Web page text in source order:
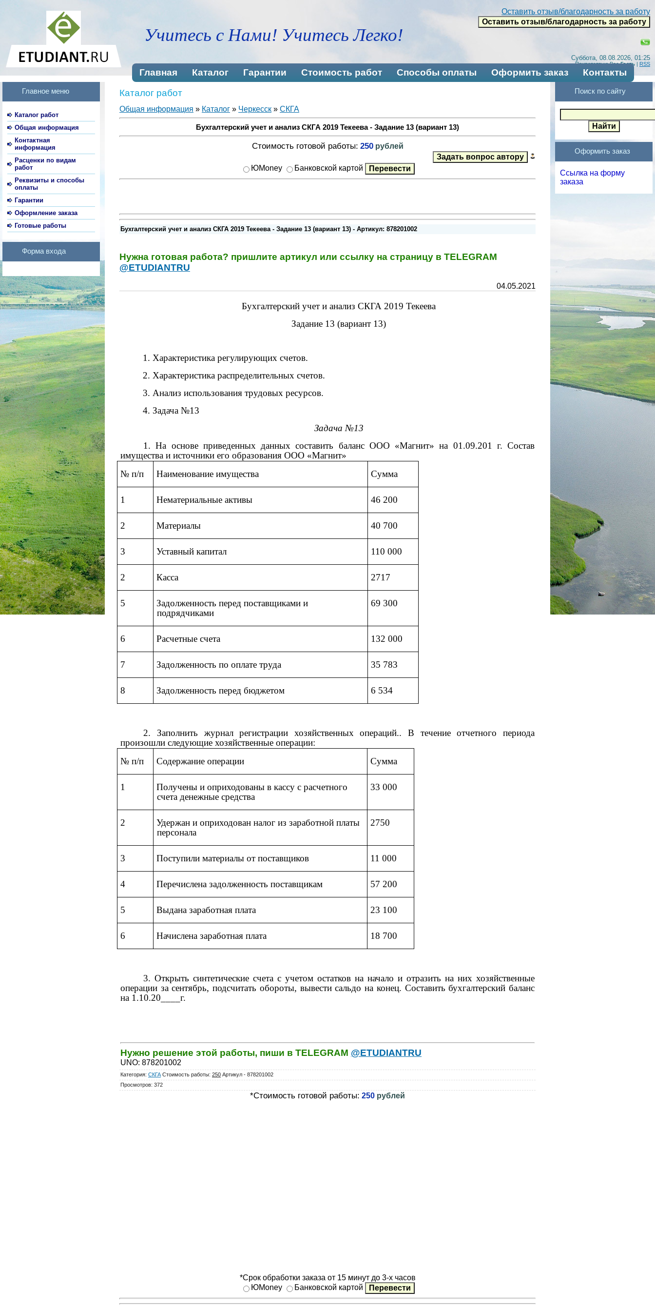
Оставить отзыв/благодарность за работу
Суббота, 08.08.2026, 01:25
Приветствую Вас Гость | RSS
Учитесь с Нами! Учитесь Легко!
Главная Каталог Гарантии Стоимость работ Способы оплаты Оформить заказ Контакты
Главное меню
Каталог работ
Общая информация
Контактная
информация
Расценки по видам
работ
Реквизиты и способы
оплаты
Гарантии
Оформление заказа
Готовые работы
Форма входа
Каталог работ
Общая информация » Каталог » Черкесск » СКГА
Бухгалтерский учет и анализ СКГА 2019 Текеева - Задание 13 (вариант 13)
Стоимость готовой работы: 250 рублей
ЮMoney Банковской картой
Бухгалтерский учет и анализ СКГА 2019 Текеева - Задание 13 (вариант 13) - Артикул: 878201002
Нужна готовая работа? пришлите артикул или ссылку на страницу в TELEGRAM
@ETUDIANTRU
04.05.2021
Бухгалтерский учет и анализ СКГА 2019 Текеева
Задание 13 (вариант 13)
1. Характеристика регулирующих счетов.
2. Характеристика распределительных счетов.
3. Анализ использования трудовых ресурсов.
4. Задача №13
Задача №13
1. На основе приведенных данных составить баланс ООО «Магнит» на 01.09.201 г. Состав
имущества и источники его образования ООО «Магнит»
№ п/п
Наименование имущества Сумма
1 Нематериальные активы 46 200
2 Материалы 40 700
3 Уставный капитал 110 000
2 Касса 2717
5
Задолженность перед поставщиками и
подрядчиками
69 300
6 Расчетные счета 132 000
7 Задолженность по оплате труда 35 783
8 Задолженность перед бюджетом 6 534
2. Заполнить журнал регистрации хозяйственных операций.. В течение отчетного периода
произошли следующие хозяйственные операции:
№ п/п
Содержание операции Сумма
1
Получены и оприходованы в кассу с расчетного
счета денежные средства
33 000
2
Удержан и оприходован налог из заработной платы
персонала
2750
3 Поступили материалы от поставщиков 11 000
4 Перечислена задолженность поставщикам 57 200
5 Выдана заработная плата 23 100
6 Начислена заработная плата 18 700
3. Открыть синтетические счета с учетом остатков на начало и отразить на них хозяйственные
операции за сентябрь, подсчитать обороты, вывести сальдо на конец. Составить бухгалтерский баланс
на 1.10.20____г.
Нужно решение этой работы, пиши в TELEGRAM @ETUDIANTRU
UNO: 878201002
Категория: СКГА Стоимость работы: 250 Артикул - 878201002
Просмотров: 372
*Стоимость готовой работы: 250 рублей
*Срок обработки заказа от 15 минут до 3-х часов
ЮMoney
Банковской картой
Поиск по сайту
Оформить заказ
Ссылка на форму
заказа